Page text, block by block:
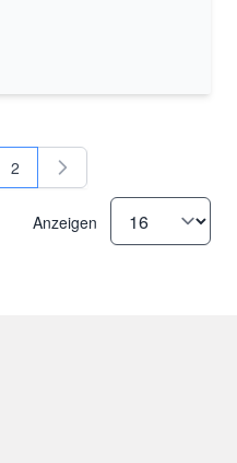
Sie lesen gerade Seite
2
Anzeigen